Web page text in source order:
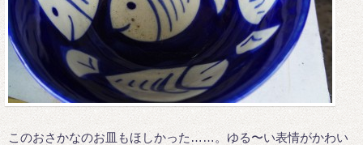
このおさかなのお皿もほしかった……。ゆる〜い表情がかわい